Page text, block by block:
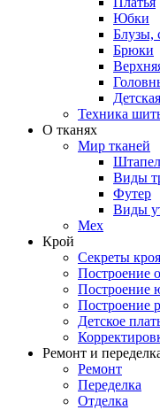
Юбки
Блузы,
Брюки
Техника
О тканях
Мир тканей
Виды
Футер
Виды
Мех
Крой
Секреты кроя
Построение
Построение
Построение
Детское
Ремонт и
Ремонт
Переделка
Отделка